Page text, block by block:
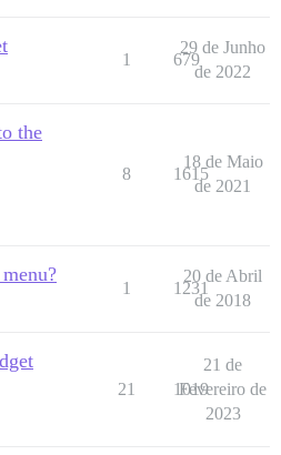
1 679
29 de Junho
de 2022
the
8 1615
18 de Maio
de 2021
1 1231
20 de Abril
de 2018
21 1019
21 de
Fevereiro de
2023